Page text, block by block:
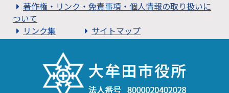
著作権・リンク・免責事項・個人情報の取り扱いに
ついて
リンク集
サイトマップ